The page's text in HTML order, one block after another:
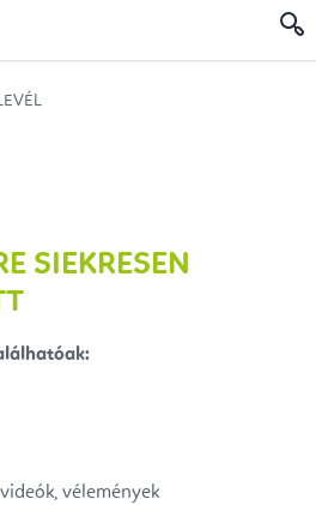
SIEKRESEN
vélemények